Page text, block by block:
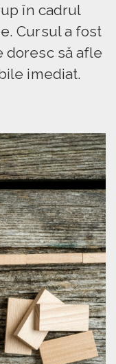
în cadrul
Cursul a fost
doresc să afle
imediat.